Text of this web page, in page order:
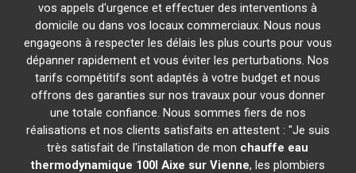
vos appels d'urgence et effectuer des interventions à
domicile ou dans vos locaux commerciaux. Nous nous
engageons à respecter les délais les plus courts pour vous
dépanner rapidement et vous éviter les perturbations. Nos
tarifs compétitifs sont adaptés à votre budget et nous
offrons des garanties sur nos travaux pour vous donner
une totale confiance. Nous sommes fiers de nos
réalisations et nos clients satisfaits en attestent : "Je suis
très satisfait de l'installation de mon chauffe eau
thermodynamique 100l Aixe sur Vienne, les plombiers